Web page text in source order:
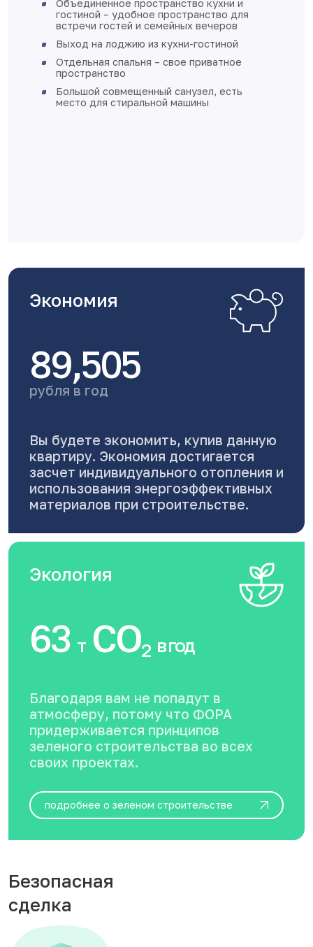
кухни и
для
вечеров
гостиной
приватное
есть
пластиковые с
подоконников
стены оштукатурены
полы - стяжка
выполнена разводка
разводка отопления
пола
Экономия
89,505
рубля в год
Вы будете экономить, купив данную
квартиру. Экономия достигается
засчет индивидуального отопления и
использования энергоэффективных
материалов при строительстве.
Экология
63 тCO2 в год
Благодаря вам не попадут в
атмосферу, потому что ФОРА
придерживается принципов
зеленого строительства во всех
своих проектах.
подробнее о зеленом строительстве
Безопасная
сделка